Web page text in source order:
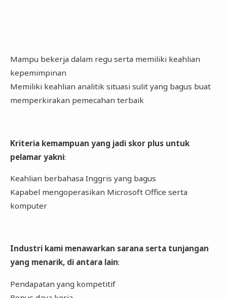
Mampu bekerja dalam regu serta memiliki keahlian
kepemimpinan
Memiliki keahlian analitik situasi sulit yang bagus buat
memperkirakan pemecahan terbaik
Kriteria kemampuan yang jadi skor plus untuk
pelamar yakni:
Keahlian berbahasa Inggris yang bagus
Kapabel mengoperasikan Microsoft Office serta
komputer
Industri kami menawarkan sarana serta tunjangan
yang menarik, di antara lain:
Pendapatan yang kompetitif